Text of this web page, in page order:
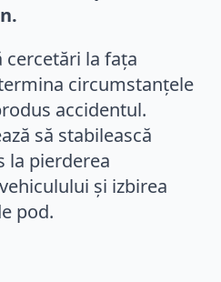
cercetări la fața
circumstanțele
accidentul.
să stabilească
la pierderea
și izbirea
pod.